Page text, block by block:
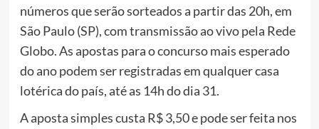
números que serão sorteados a partir das 20h, em
São Paulo (SP), com transmissão ao vivo pela Rede
Globo. As apostas para o concurso mais esperado
do ano podem ser registradas em qualquer casa
lotérica do país, até as 14h do dia 31.
A aposta simples custa R$ 3,50 e pode ser feita nos